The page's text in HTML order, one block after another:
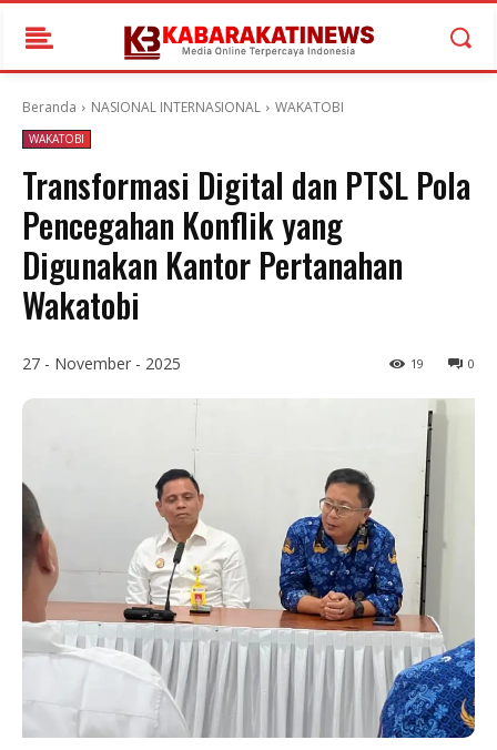
Beranda NASIONAL INTERNASIONAL WAKATOBI
WAKATOBI
Transformasi Digital dan PTSL Pola
Pencegahan Konflik yang
Digunakan Kantor Pertanahan
Wakatobi
27 - November - 2025 0
19